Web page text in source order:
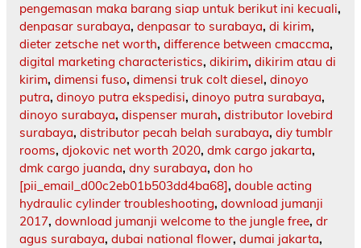
pengemasan maka barang siap untuk berikut ini kecuali,
denpasar surabaya, denpasar to surabaya, di kirim,
dieter zetsche net worth, difference between cmaccma,
digital marketing characteristics, dikirim, dikirim atau di
kirim, dimensi fuso, dimensi truk colt diesel, dinoyo
putra, dinoyo putra ekspedisi, dinoyo putra surabaya,
dinoyo surabaya, dispenser murah, distributor lovebird
surabaya, distributor pecah belah surabaya, diy tumblr
rooms, djokovic net worth 2020, dmk cargo jakarta,
dmk cargo juanda, dny surabaya, don ho
[pii_email_d00c2eb01b503dd4ba68], double acting
hydraulic cylinder troubleshooting, download jumanji
2017, download jumanji welcome to the jungle free, dr
agus surabaya, dubai national flower, dumai jakarta,